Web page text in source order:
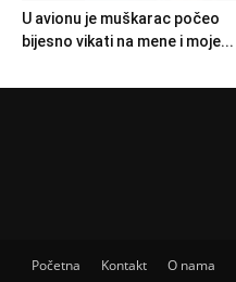
U avionu je muškarac počeo
bijesno vikati na mene i moje...
Početna Kontakt O nama